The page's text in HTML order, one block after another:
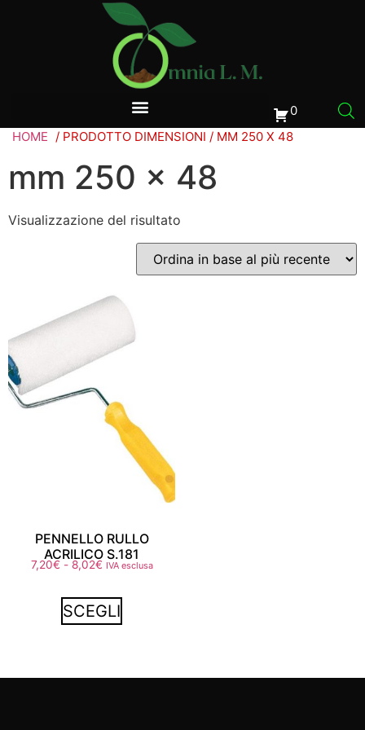
0
HOME / PRODOTTO DIMENSIONI / MM 250 X 48
mm 250 x 48
Visualizzazione del risultato
PENNELLO RULLO
ACRILICO S.181
7,20€ - 8,02€ IVA esclusa
SCEGLI